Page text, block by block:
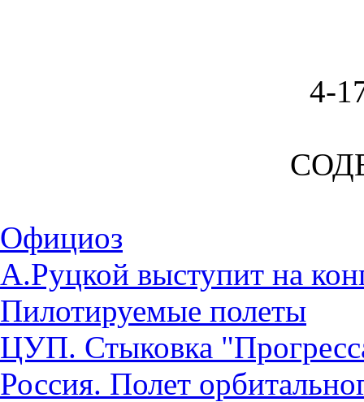
4-
Официоз
А.Руцкой выступит на
Пилотируемые полеты
ЦУП. Стыковка
Россия. Полет